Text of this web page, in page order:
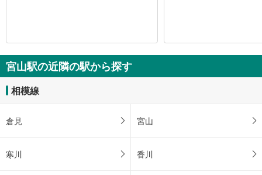
宮山駅の近隣の駅から探す
相模線
倉見 宮山
寒川 香川